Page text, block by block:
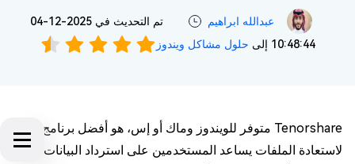
عبدالله ابراهيم‎
تم التحديث في 2025-12-04
10:48:44 إلى
حلول مشاكل ويندوز
Tenorshare متوفر للويندوز وماك أو إس، هو أفضل برنامج
لاستعادة الملفات يساعد المستخدمين على استرداد البيانات